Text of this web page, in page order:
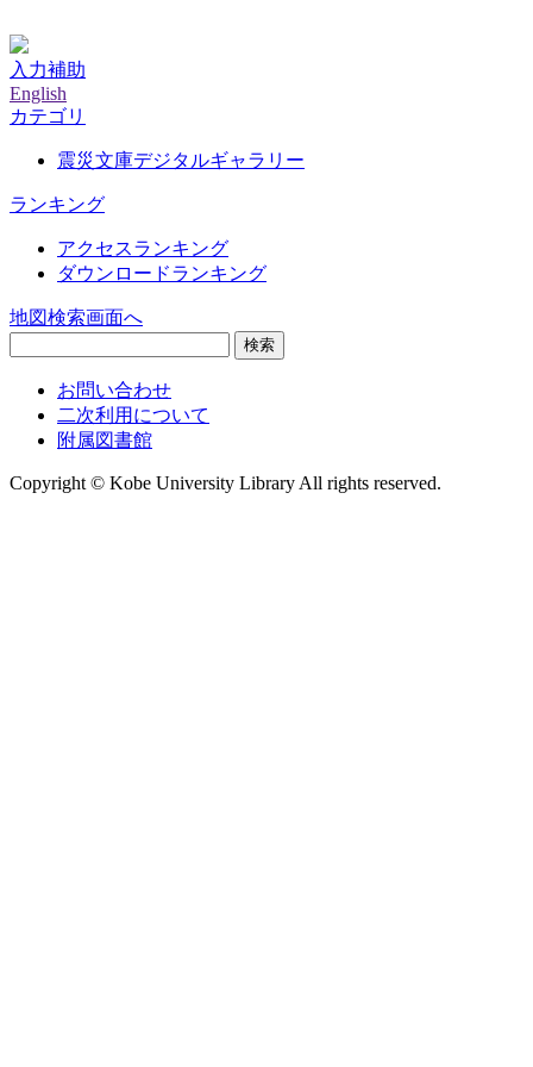
入力補助
English
カテゴリ
震災文庫デジタルギャラリー
ランキング
アクセスランキング
ダウンロードランキング
地図検索画面へ
検索
お問い合わせ
二次利用について
附属図書館
Copyright © Kobe University Library All rights reserved.